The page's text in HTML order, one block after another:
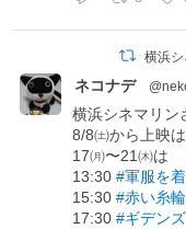
横浜
ネコナデ
横浜シネマリン
8/8㈯から上映
17㈪〜21㈭は
13:30#軍服を
15:30#赤い糸
17:30#ギデンズ